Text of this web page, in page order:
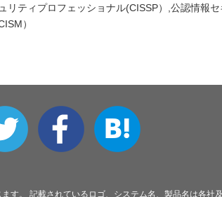
リティプロフェッショナル(CISSP）,公認情報セ
）
。 記載されているロゴ、システム名、製品名は各社